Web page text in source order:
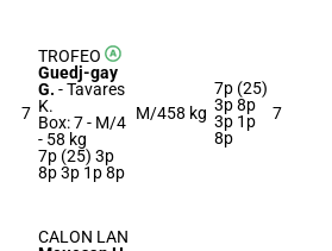
7
TROFEO
Guedj-gay
G. -Tavares
K.
Box: 7 - M/4
- 58 kg
7p (25) 3p
8p 3p 1p 8p
M/458 kg
7p (25)
3p 8p
3p 1p
8p
7
CALON LAN